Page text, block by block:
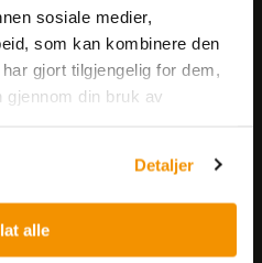
sosiale medier,
som kan kombinere den
gjort tilgjengelig for dem,
gjennom din bruk av
Detaljer
alle